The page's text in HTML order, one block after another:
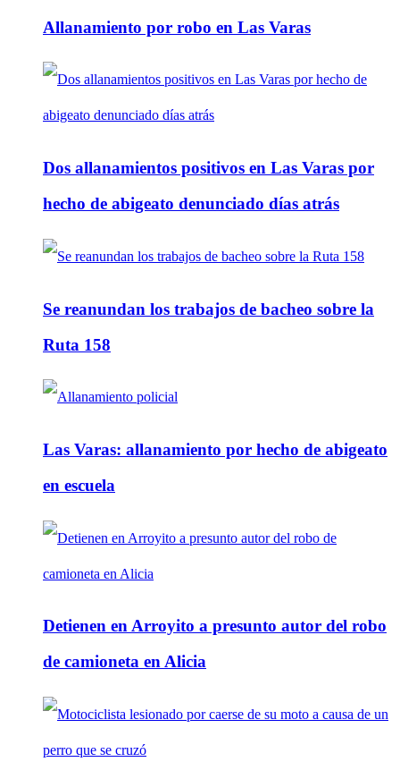
Allanamiento por robo en Las Varas
Dos allanamientos positivos en Las Varas por
hecho de abigeato denunciado días atrás
Se reanundan los trabajos de bacheo sobre la
Ruta 158
Las Varas: allanamiento por hecho de abigeato
en escuela
Detienen en Arroyito a presunto autor del robo
de camioneta en Alicia